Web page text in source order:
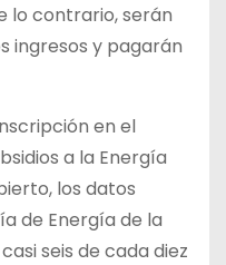
lo contrario, serán
ingresos y pagarán
en el
a la Energía
los datos
de Energía de la
seis de cada diez